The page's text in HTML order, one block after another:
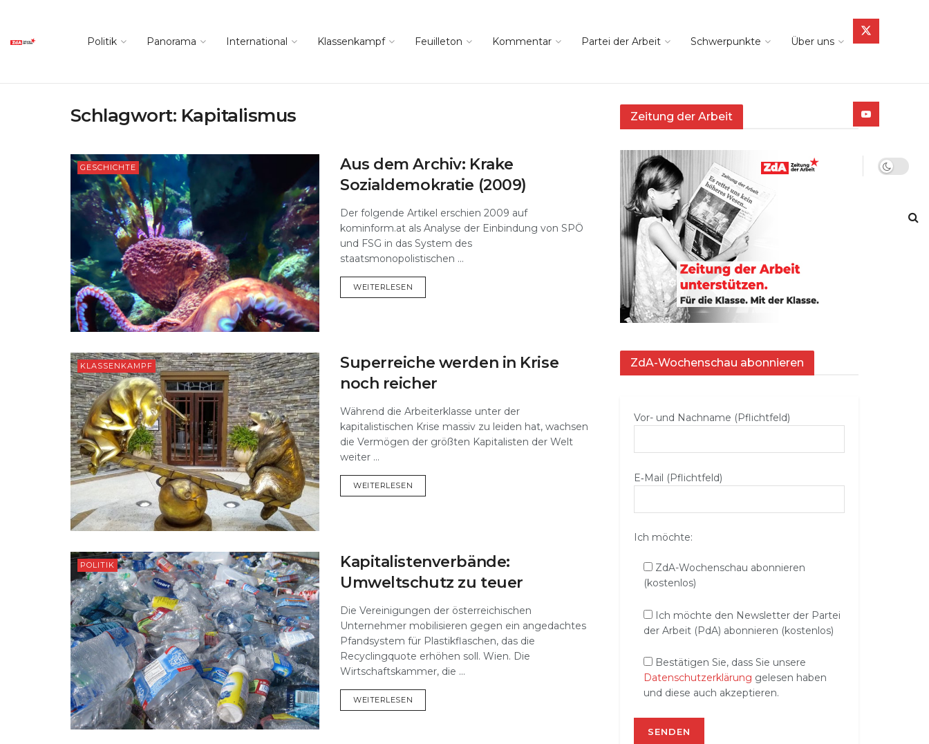
Politik Panorama International Klassenkampf Feuilleton Kommentar Partei der Arbeit Schwerpunkte Über uns
Schlagwort: Kapitalismus
GESCHICHTE
Aus dem Archiv: Krake
Sozialdemokratie (2009)
Der folgende Artikel erschien 2009 auf
kominform.at als Analyse der Einbindung von SPÖ
und FSG in das System des
staatsmonopolistischen ...
WEITERLESEN
KLASSENKAMPF
Superreiche werden in Krise
noch reicher
Während die Arbeiterklasse unter der
kapitalistischen Krise massiv zu leiden hat, wachsen
die Vermögen der größten Kapitalisten der Welt
weiter ...
WEITERLESEN
POLITIK
Kapitalistenverbände:
Umweltschutz zu teuer
Die Vereinigungen der österreichischen
Unternehmer mobilisieren gegen ein angedachtes
Pfandsystem für Plastikflaschen, das die
Recyclingquote erhöhen soll. Wien. Die
Wirtschaftskammer, die ...
WEITERLESEN
Zeitung der Arbeit
ZdA-Wochenschau abonnieren
Vor- und Nachname (Pflichtfeld)
E‑Mail (Pflichtfeld)
Ich möchte:
ZdA-Wochenschau abonnieren
(kostenlos)
Ich möchte den Newsletter der Partei
der Arbeit (PdA) abonnieren (kostenlos)
Bestätigen Sie, dass Sie unsere
Datenschutzerklärung gelesen haben
und diese auch akzeptieren.